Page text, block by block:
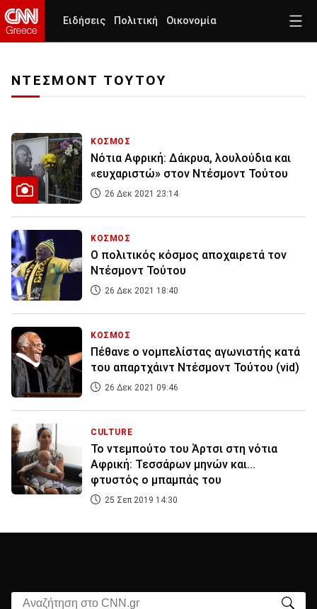
Ειδήσεις Πολιτική Οικονομία
ΝΤΕΣΜΟΝΤ ΤΟΥΤΟΥ
ΚΟΣΜΟΣ
Νότια Αφρική: Δάκρυα, λουλούδια και
«ευχαριστώ» στον Ντέσμοντ Τούτου
26 Δεκ 2021 23:14
ΚΟΣΜΟΣ
Ο πολιτικός κόσμος αποχαιρετά τον
Ντέσμοντ Τούτου
26 Δεκ 2021 18:40
ΚΟΣΜΟΣ
Πέθανε ο νομπελίστας αγωνιστής κατά
του απαρτχάιντ Ντέσμοντ Τούτου (vid)
26 Δεκ 2021 09:46
CULTURE
Το ντεμπούτο του Άρτσι στη νότια
Αφρική: Τεσσάρων μηνών και...
φτυστός ο μπαμπάς του
25 Σεπ 2019 14:30
Αναζήτηση στο CNN.gr